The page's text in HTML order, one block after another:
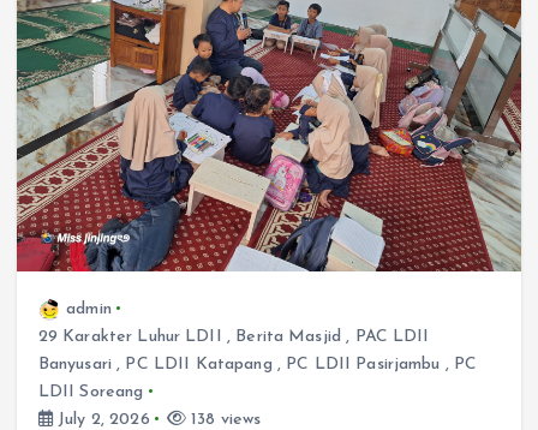
admin
29 Karakter Luhur LDII
, Berita Masjid , PAC LDII
Banyusari , PC LDII Katapang , PC LDII Pasirjambu , PC
LDII Soreang
July 2, 2026
138 views